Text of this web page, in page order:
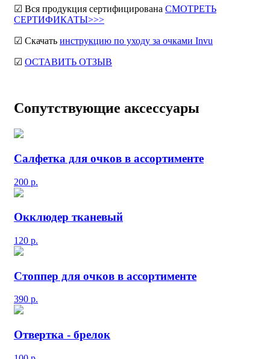
☑ Вся продукция сертифицирована СМОТРЕТЬ
СЕРТИФИКАТЫ>>>
☑ Скачать инструкцию по уходу за очками Invu
☑ ОСТАВИТЬ ОТЗЫВ
Сопутствующие аксессуары
Салфетка для очков в ассортименте
200 р.
Окклюдер тканевый
120 р.
Стоппер для очков в ассортименте
390 р.
Отвертка - брелок